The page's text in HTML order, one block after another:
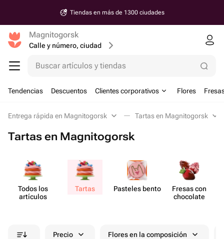
Tiendas en más de 1300 ciudades
Magnitogorsk
Calle y número, ciudad
Buscar artículos y tiendas
Tendencias Descuentos Clientes corporativos Flores
Entrega rápida en Magnitogorsk Tartas en Magnitogorsk
Tartas en Magnitogorsk
Todos los
artículos
Tartas Pasteles bento
Fresas con
chocolate
Precio Flores en la composición